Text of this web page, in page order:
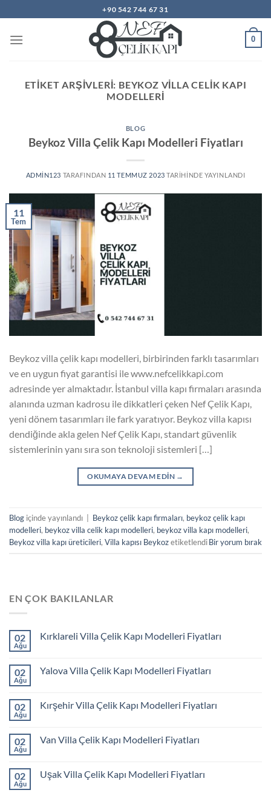
atla
+90 542 744 67 31
0
ETIKET ARŞIVLERI: BEYKOZ VILLA CELIK KAPI
MODELLERI
BLOG
Beykoz Villa Çelik Kapı Modelleri Fiyatları
ADMIN123 TARAFINDAN 11 TEMMUZ 2023 TARIHINDE YAYINLANDI
11
Tem
Beykoz villa çelik kapı modelleri, birbirinden farklı tasarımları
ve en uygun fiyat garantisi ile www.nefcelikkapi.com
adresinde yer almaktadır. İstanbul villa kapı firmaları arasında
alanında uzman kadrosu ile dikkatleri çeken Nef Çelik Kapı,
yeni dönem tasarımları ile fark yaratıyor. Beykoz villa kapısı
dendiğinde akla gelen Nef Çelik Kapı, standart güvenlik
sistemlerinin yanı sıra son teknoloji sistemleri […]
OKUMAYA DEVAM EDIN →
Blog içinde yayınlandı Beykoz çelik kapı firmaları, beykoz çelik kapı
modelleri, beykoz villa celik kapı modelleri, beykoz villa kapı modelleri,
Beykoz villa kapı üreticileri, Villa kapısı BeykozetiketlendiBir yorum bırak
EN ÇOK BAKILANLAR
02
Ağu
Kırklareli Villa Çelik Kapı Modelleri Fiyatları
02
Ağu
Yalova Villa Çelik Kapı Modelleri Fiyatları
02
Ağu
Kırşehir Villa Çelik Kapı Modelleri Fiyatları
02
Ağu
Van Villa Çelik Kapı Modelleri Fiyatları
02
Ağu
Uşak Villa Çelik Kapı Modelleri Fiyatları